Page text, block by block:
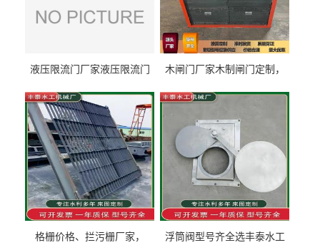
液压限流门厂家液压限流门
泰制造
木闸门厂家木制闸门定制，
型号齐全
格栅价格、拦污栅厂家，
浮筒阀型号齐全选丰泰水工